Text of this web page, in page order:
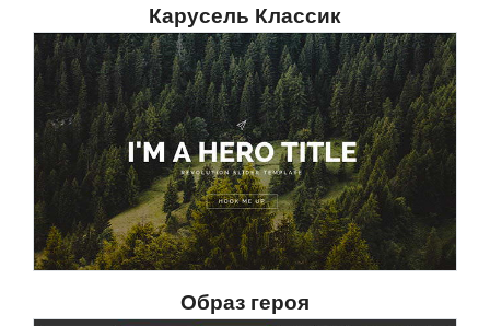
Карусель Классик
Образ героя